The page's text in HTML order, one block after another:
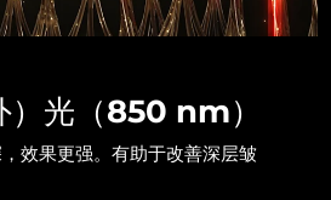
光（850 nm）
效果更强。有助于改善深层皱
预计送达日期8/9/26
预计送达日期8/8/26